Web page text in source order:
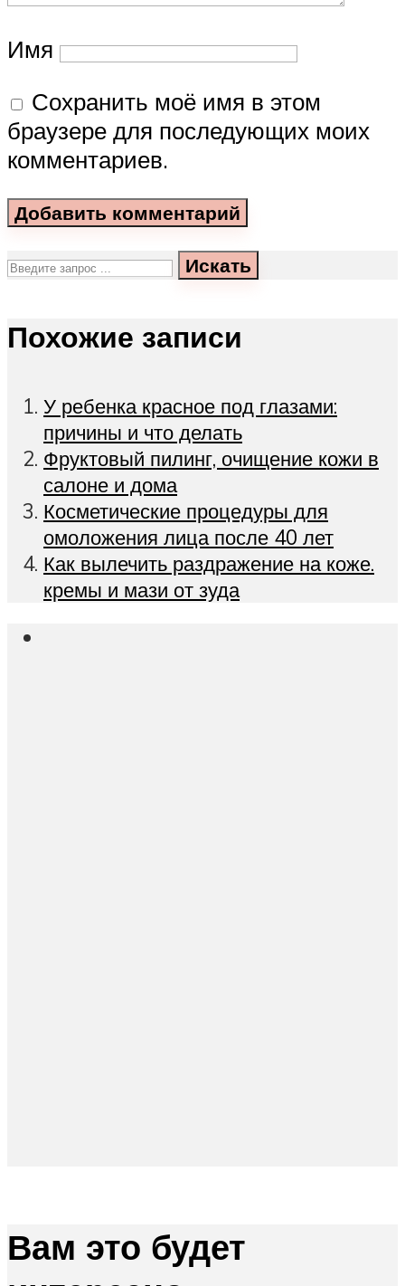
Имя
Сохранить моё имя в этом
браузере для последующих моих
комментариев.
Искать
Похожие записи
У ребенка красное под глазами:
причины и что делать
Фруктовый пилинг, очищение кожи в
салоне и дома
Косметические процедуры для
омоложения лица после 40 лет
Как вылечить раздражение на коже.
кремы и мази от зуда
Вам это будет